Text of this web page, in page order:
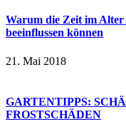
Warum die Zeit im Alter
beeinflussen können
21. Mai 2018
GARTENTIPPS:
FROSTSCHÄDEN